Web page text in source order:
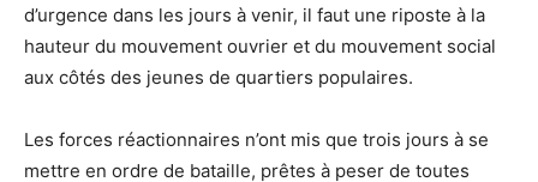
d’urgence dans les jours à venir, il faut une riposte à la
hauteur du mouvement ouvrier et du mouvement social
aux côtés des jeunes de quartiers populaires.
Les forces réactionnaires n’ont mis que trois jours à se
mettre en ordre de bataille, prêtes à peser de toutes